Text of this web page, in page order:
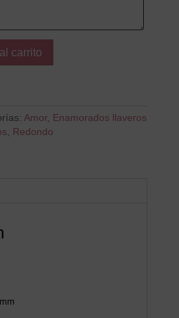
carrito
Amor, Enamorados llaveros
, Redondo